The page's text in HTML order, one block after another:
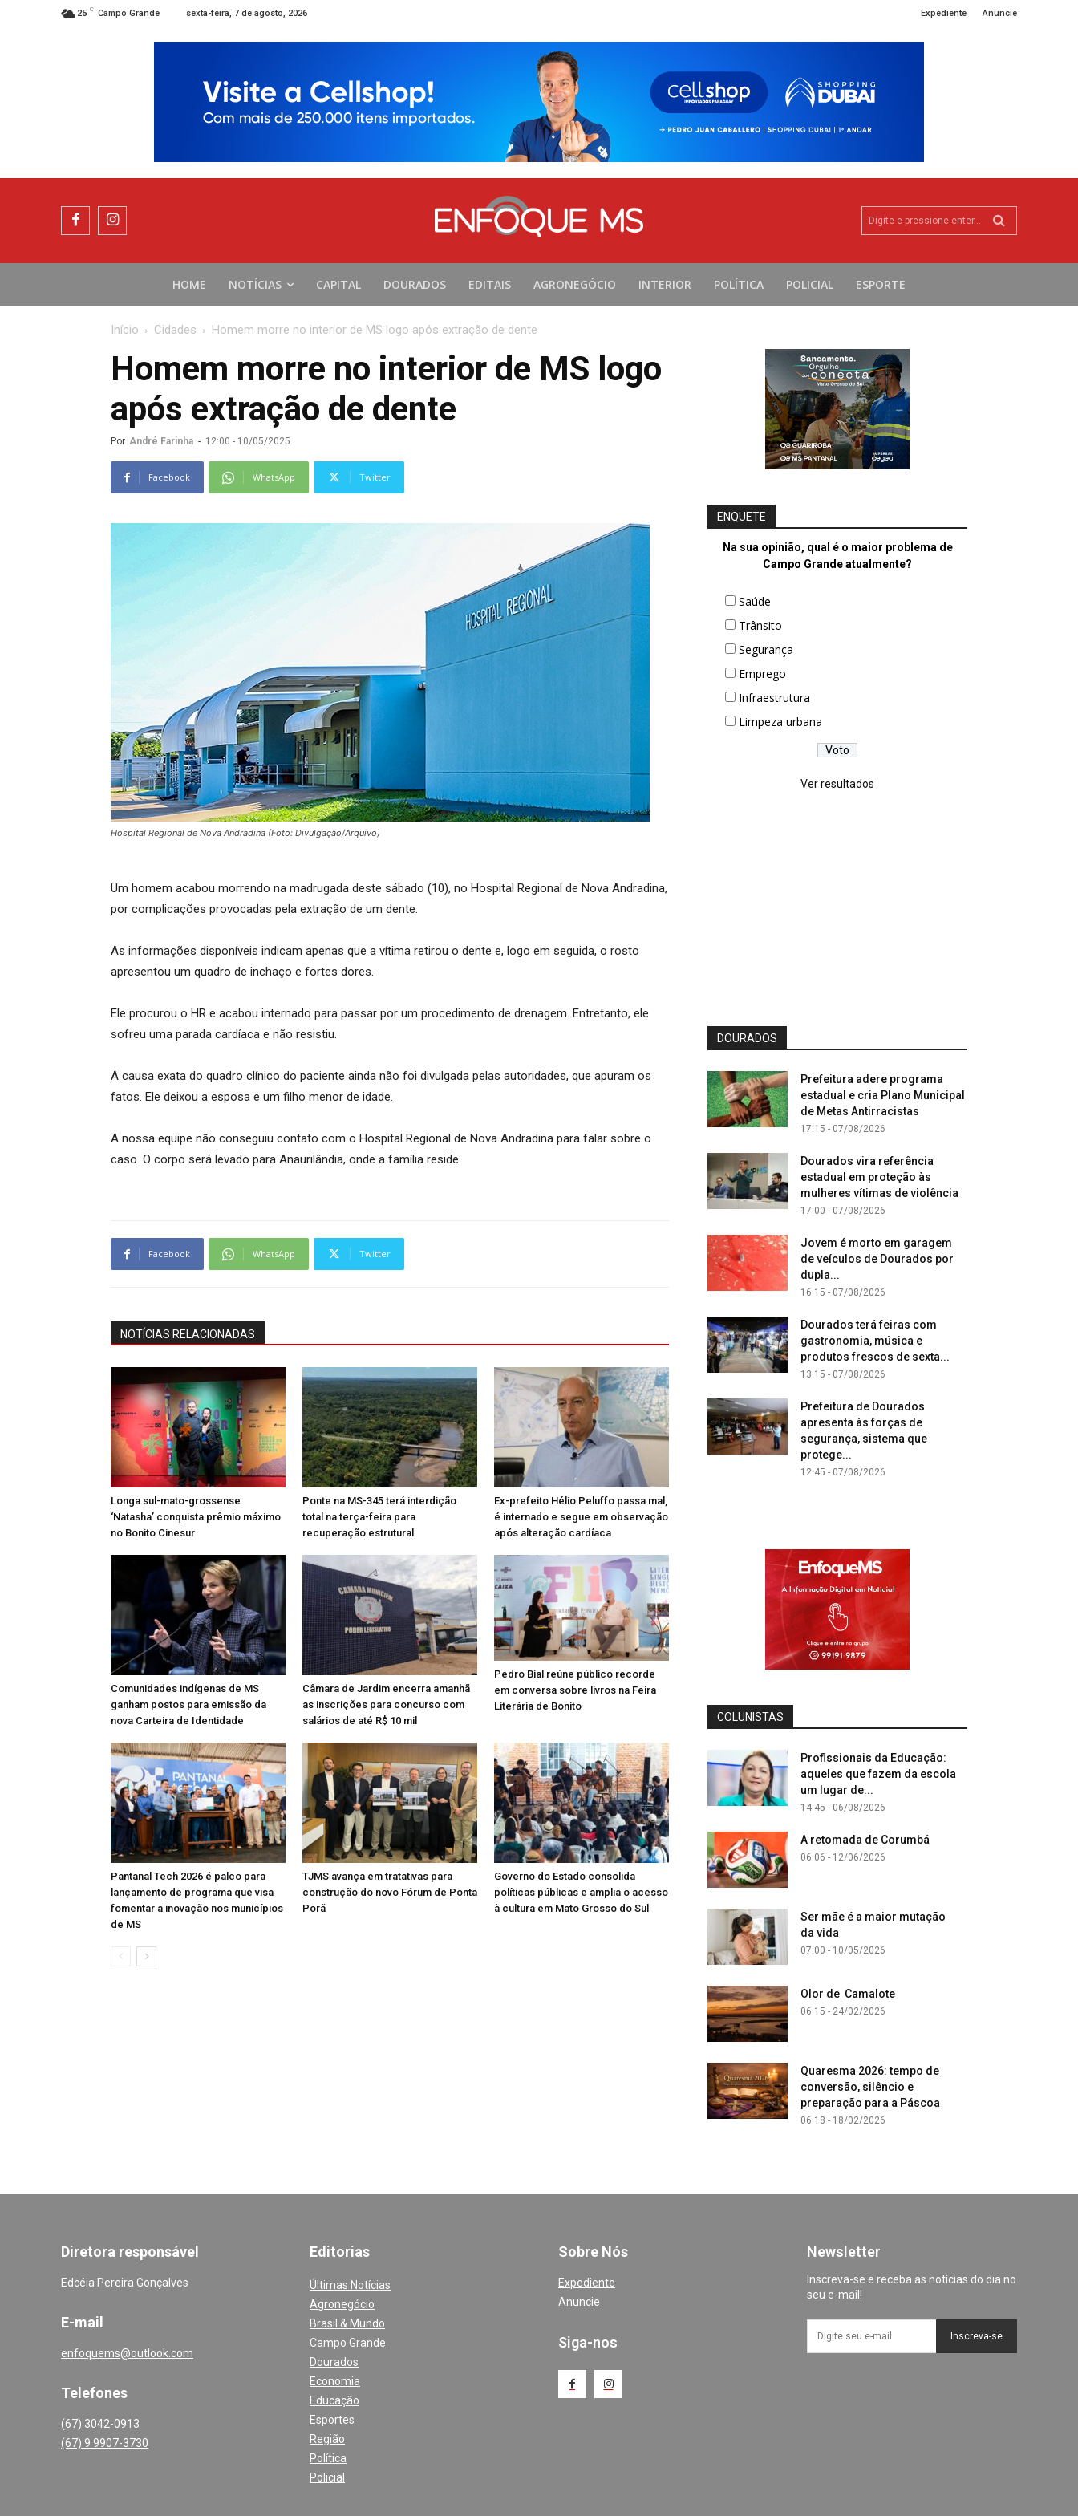
25 C Campo Grande sexta-feira, 7 de agosto, 2026 Expediente Anuncie
Digite e pressione enter...
HOME NOTÍCIAS CAPITAL DOURADOS EDITAIS AGRONEGÓCIO INTERIOR POLÍTICA POLICIAL ESPORTE
Início Cidades Homem morre no interior de MS logo após extração de dente
Homem morre no interior de MS logo
após extração de dente
Por André Farinha - 12:00 - 10/05/2025
Facebook WhatsApp Twitter
Hospital Regional de Nova Andradina (Foto: Divulgação/Arquivo)
Um homem acabou morrendo na madrugada deste sábado (10), no Hospital Regional de Nova Andradina,
por complicações provocadas pela extração de um dente.
As informações disponíveis indicam apenas que a vítima retirou o dente e, logo em seguida, o rosto
apresentou um quadro de inchaço e fortes dores.
Ele procurou o HR e acabou internado para passar por um procedimento de drenagem. Entretanto, ele
sofreu uma parada cardíaca e não resistiu.
A causa exata do quadro clínico do paciente ainda não foi divulgada pelas autoridades, que apuram os
fatos. Ele deixou a esposa e um filho menor de idade.
A nossa equipe não conseguiu contato com o Hospital Regional de Nova Andradina para falar sobre o
caso. O corpo será levado para Anaurilândia, onde a família reside.
Facebook WhatsApp Twitter
NOTÍCIAS RELACIONADAS
Longa sul-mato-grossense
‘Natasha’ conquista prêmio máximo
no Bonito Cinesur
Ponte na MS-345 terá interdição
total na terça-feira para
recuperação estrutural
Ex-prefeito Hélio Peluffo passa mal,
é internado e segue em observação
após alteração cardíaca
Comunidades indígenas de MS
ganham postos para emissão da
nova Carteira de Identidade
Câmara de Jardim encerra amanhã
as inscrições para concurso com
salários de até R$ 10 mil
Pedro Bial reúne público recorde
em conversa sobre livros na Feira
Literária de Bonito
Pantanal Tech 2026 é palco para
lançamento de programa que visa
fomentar a inovação nos municípios
de MS
TJMS avança em tratativas para
construção do novo Fórum de Ponta
Porã
Governo do Estado consolida
políticas públicas e amplia o acesso
à cultura em Mato Grosso do Sul
ENQUETE
Na sua opinião, qual é o maior problema de
Campo Grande atualmente?
Saúde
Trânsito
Segurança
Emprego
Infraestrutura
Limpeza urbana
Ver resultados
DOURADOS
Prefeitura adere programa
estadual e cria Plano Municipal
de Metas Antirracistas
17:15 - 07/08/2026
Dourados vira referência
estadual em proteção às
mulheres vítimas de violência
17:00 - 07/08/2026
Jovem é morto em garagem
de veículos de Dourados por
dupla...
16:15 - 07/08/2026
Dourados terá feiras com
gastronomia, música e
produtos frescos de sexta...
13:15 - 07/08/2026
Prefeitura de Dourados
apresenta às forças de
segurança, sistema que
protege...
12:45 - 07/08/2026
COLUNISTAS
Profissionais da Educação:
aqueles que fazem da escola
um lugar de...
14:45 - 06/08/2026
A retomada de Corumbá
06:06 - 12/06/2026
Ser mãe é a maior mutação
da vida
07:00 - 10/05/2026
Olor de Camalote
06:15 - 24/02/2026
Quaresma 2026: tempo de
conversão, silêncio e
preparação para a Páscoa
06:18 - 18/02/2026
Diretora responsável
Edcéia Pereira Gonçalves
E-mail
enfoquems@outlook.com
Telefones
(67) 3042-0913
(67) 9 9907-3730
Editorias
Últimas Notícias
Agronegócio
Brasil & Mundo
Campo Grande
Dourados
Economia
Educação
Esportes
Região
Política
Policial
Sobre Nós
Expediente
Anuncie
Siga-nos
Newsletter
Inscreva-se e receba as notícias do dia no
seu e-mail!
Inscreva-se